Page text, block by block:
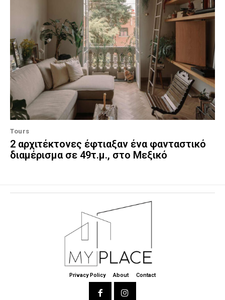
Tours
2 αρχιτέκτονες έφτιαξαν ένα φανταστικό
διαμέρισμα σε 49τ.μ., στο Μεξικό
Privacy Policy About Contact